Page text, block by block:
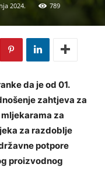
2024. 789
da je od 01.
zahtjeva za
za
za razdoblje
potpore
proizvodnog